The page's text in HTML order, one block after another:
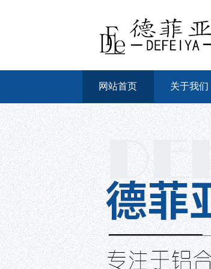
网站首页 关于我们